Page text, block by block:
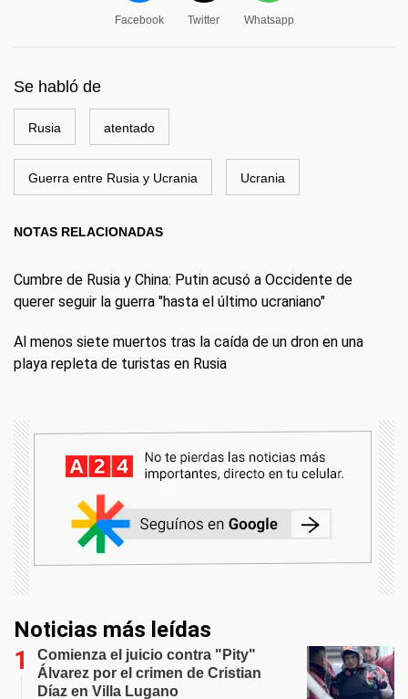
Facebook Twitter Whatsapp
Se habló de
Rusia atentado
Guerra entre Rusia y Ucrania Ucrania
NOTAS RELACIONADAS
Cumbre de Rusia y China: Putin acusó a Occidente de
querer seguir la guerra "hasta el último ucraniano"
Al menos siete muertos tras la caída de un dron en una
playa repleta de turistas en Rusia
Noticias más leídas
Comienza el juicio contra "Pity"
Álvarez por el crimen de Cristian
Díaz en Villa Lugano